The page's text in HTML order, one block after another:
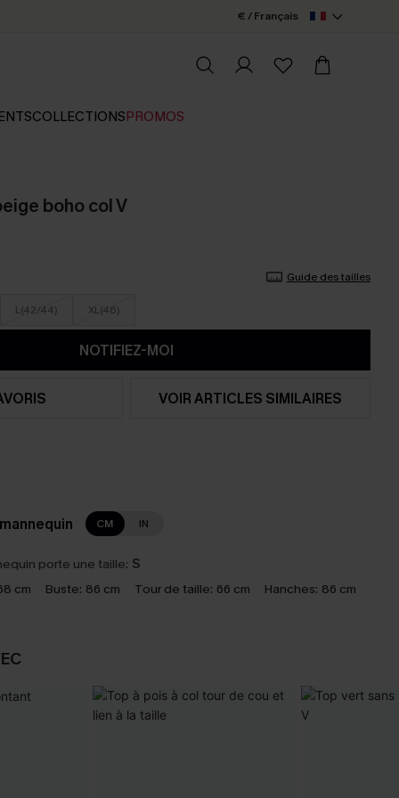
€ / Français
COLLECTIONSPROMOS
boho col V
Guide des tailles
L(42/44) XL(46)
NOTIFIEZ-MOI
VOIR ARTICLES SIMILAIRES
CM IN
porte une taille: S
cm Buste: 86 cm Tour de taille: 66 cm Hanches: 86 cm